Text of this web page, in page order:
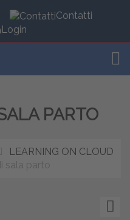
Contatti
Login
PARTO
LEARNING ON CLOUD
sala parto